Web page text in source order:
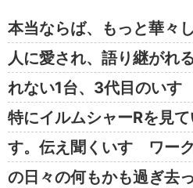
本当ならば、もっと華々
人に愛され、語り継がれ
れない1台、3代目のいす
特にイルムシャーRを見
す。伝え聞くいすゞワー
の日々の何もかも過ぎ去